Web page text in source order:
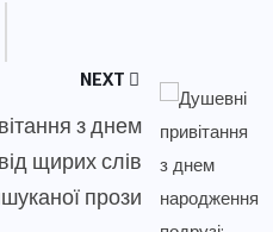
NEXT
з днем
щирих слів
прози